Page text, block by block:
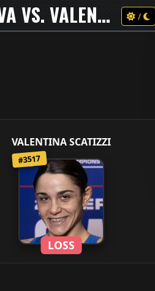
PFL EUROPE 4 2023 - DAKOTA DITCHEVA VS. VALENTINA SCATIZZI /
VALENTINA SCATIZZI
#3517
LOSS